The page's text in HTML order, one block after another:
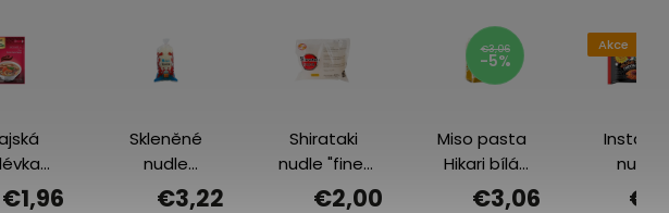
Yum
€1,96
Skleněné
nudle
Vermicelli
€3,22
Shirataki
nudle "fine"
(úzké nudle)
€2,00
€3,06
-5%
Miso pasta
Hikari bílá
400 g
€3,06
Akce
nudle